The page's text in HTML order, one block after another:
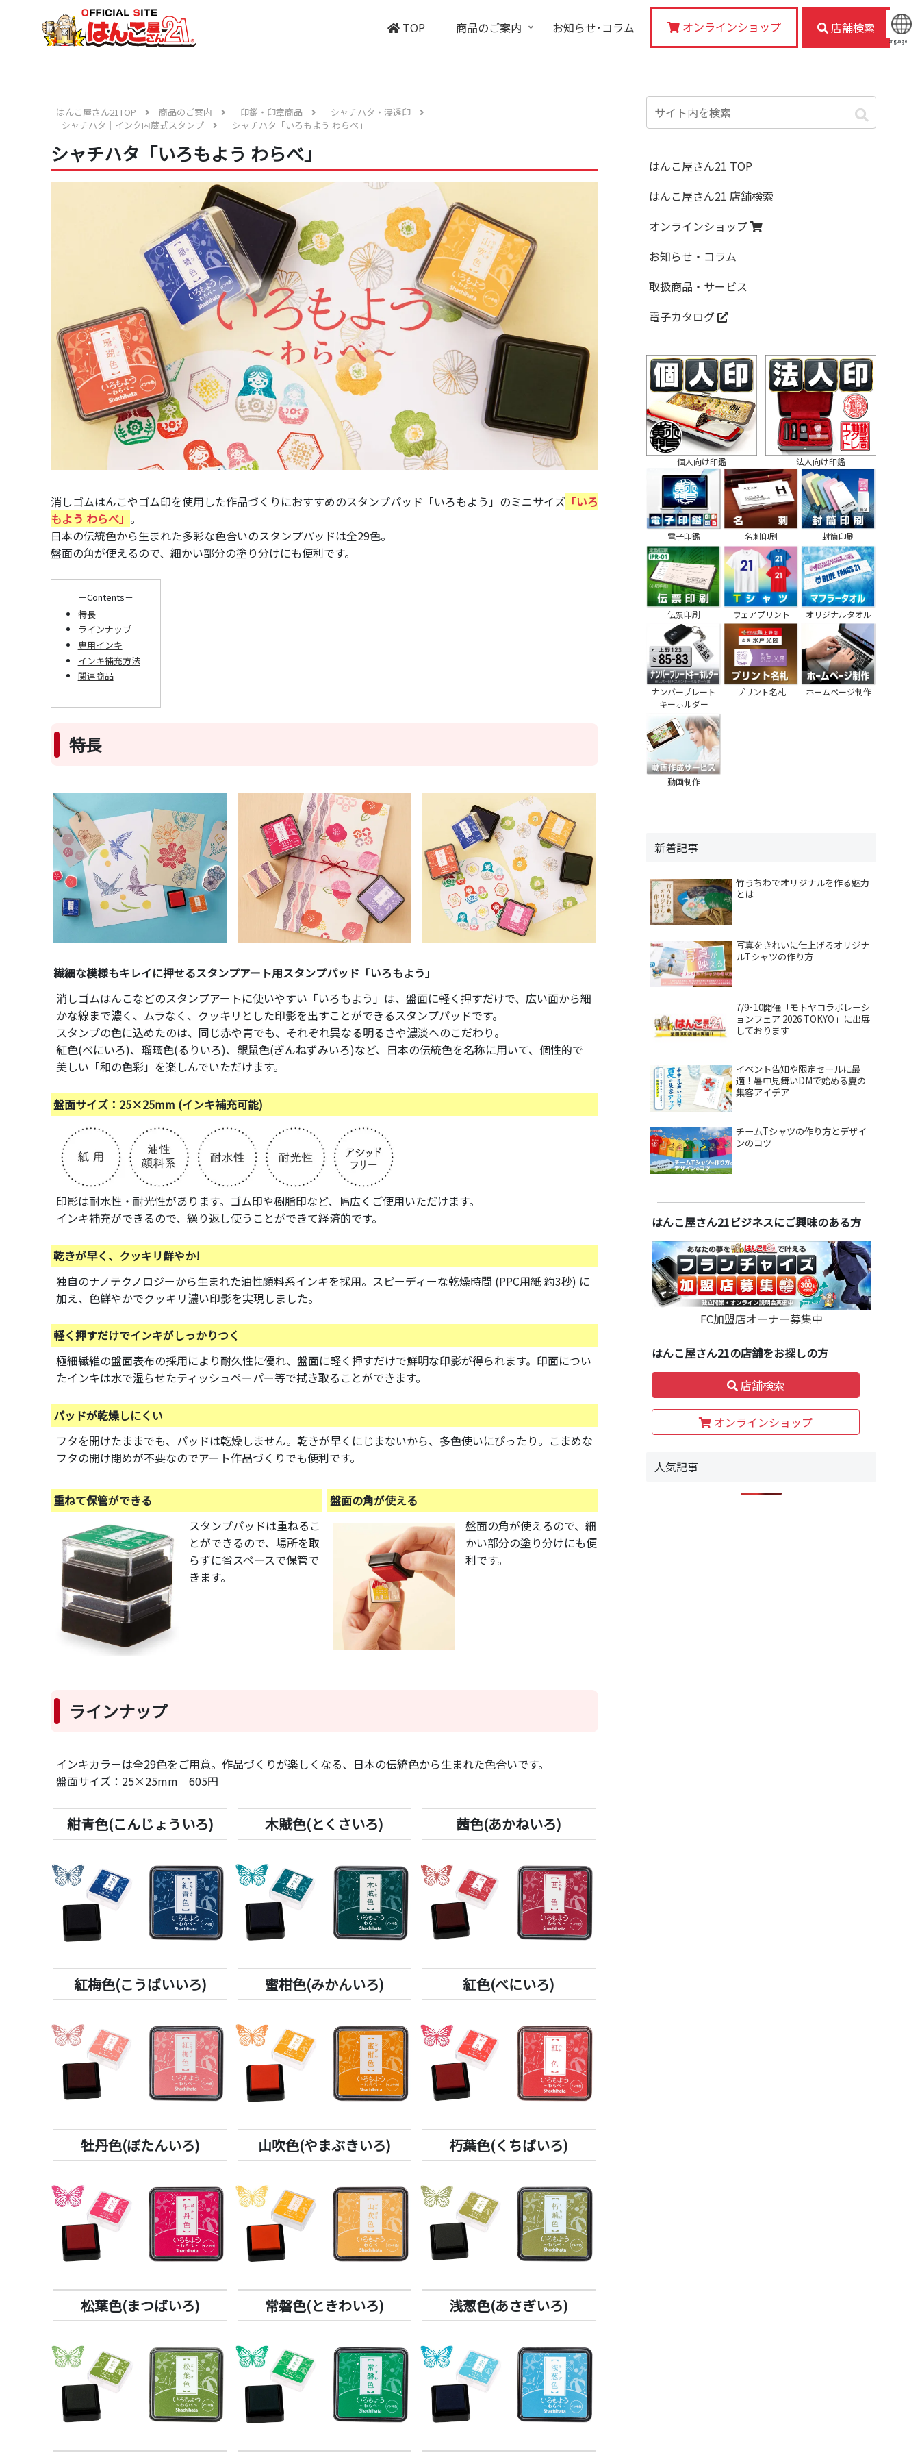
language
TOP 商品のご案内 お知らせ･コラム オンラインショップ 店舗検索
はんこ屋さん21TOP 商品のご案内 印鑑・印章商品
シャチハタ・浸透印
シャチハタ｜インク内蔵式スタンプ
シャチハタ「いろもよう わらべ」
シャチハタ「いろもよう わらべ」
消しゴムはんこやゴム印を使用した作品づくりにおすすめのスタンプパッド「いろもよう」のミニサイズ 「いろ
もよう わらべ」 。
日本の伝統色から生まれた多彩な色合いのスタンプパッドは全29色。
盤面の角が使えるので、細かい部分の塗り分けにも便利です。
－Contents－
特長
ラインナップ
専用インキ
インキ補充方法
関連商品
特長
繊細な模様もキレイに押せるスタンプアート用スタンプパッド「いろもよう」
消しゴムはんこなどのスタンプアートに使いやすい「いろもよう」は、盤面に軽く押すだけで、広い面から細
かな線まで濃く、ムラなく、クッキリとした印影を出すことができるスタンプパッドです。
スタンプの色に込めたのは、同じ赤や青でも、それぞれ異なる明るさや濃淡へのこだわり。
紅色(べにいろ)、瑠璃色(るりいろ)、銀鼠色(ぎんねずみいろ)など、日本の伝統色を名称に用いて、個性的で
美しい「和の色彩」を楽しんでいただけます。
盤面サイズ：25×25mm (インキ補充可能)
印影は耐水性・耐光性があります。ゴム印や樹脂印など、幅広くご使用いただけます。
インキ補充ができるので、繰り返し使うことができて経済的です。
乾きが早く、クッキリ鮮やか!
独自のナノテクノロジーから生まれた油性顔料系インキを採用。スピーディーな乾燥時間 (PPC用紙 約3秒) に
加え、色鮮やかでクッキリ濃い印影を実現しました。
軽く押すだけでインキがしっかりつく
極細繊維の盤面表布の採用により耐久性に優れ、盤面に軽く押すだけで鮮明な印影が得られます。印面につい
たインキは水で湿らせたティッシュペーパー等で拭き取ることができます。
パッドが乾燥しにくい
フタを開けたままでも、パッドは乾燥しません。乾きが早くにじまないから、多色使いにぴったり。こまめな
フタの開け閉めが不要なのでアート作品づくりでも便利です。
重ねて保管ができる
スタンプパッドは重ねるこ
とができるので、場所を取
らずに省スペースで保管で
きます。
盤面の角が使える
盤面の角が使えるので、細
かい部分の塗り分けにも便
利です。
ラインナップ
インキカラーは全29色をご用意。作品づくりが楽しくなる、日本の伝統色から生まれた色合いです。
盤面サイズ：25×25mm 605円
紺青色(こんじょういろ) 木賊色(とくさいろ) 茜色(あかねいろ)
紅梅色(こうばいいろ) 蜜柑色(みかんいろ) 紅色(べにいろ)
牡丹色(ぼたんいろ) 山吹色(やまぶきいろ) 朽葉色(くちばいろ)
松葉色(まつばいろ) 常磐色(ときわいろ) 浅葱色(あさぎいろ)
はんこ屋さん21 TOP
はんこ屋さん21 店舗検索
オンラインショップ
お知らせ・コラム
取扱商品・サービス
電子カタログ
個人向け印鑑 法人向け印鑑
電子印鑑 名刺印刷 封筒印刷
伝票印刷 ウェアプリント オリジナルタオル
ナンバープレート
キーホルダー
プリント名札 ホームページ制作
動画制作
新着記事
竹うちわでオリジナルを作る魅力
とは
写真をきれいに仕上げるオリジナ
ルTシャツの作り方
7/9･10開催「モトヤコラボレーシ
ョンフェア 2026 TOKYO」に出展
しております
イベント告知や限定セールに最
適！暑中見舞いDMで始める夏の
集客アイデア
チームTシャツの作り方とデザイ
ンのコツ
はんこ屋さん21ビジネスにご興味のある方
FC加盟店オーナー募集中
はんこ屋さん21の店舗をお探しの方
店舗検索
オンラインショップ
人気記事